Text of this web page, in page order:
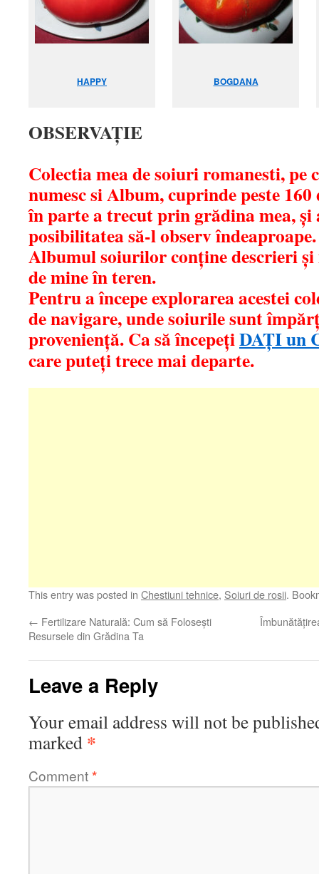
HAPPY BOGDANA
OBSERVAȚIE
Colectia mea de soiuri romanesti, pe
numesc si Album, cuprinde peste
în parte a trecut prin grădina mea, și
posibilitatea să-l observ
Albumul soiurilor conține descrieri
de mine în teren.
Pentru a începe explorarea acestei
de navigare, unde soiurile sunt
proveniență. Ca să începețiDAȚI un
care puteți trece mai departe.
This entry was posted in Chestiuni tehnice, Soiuri de rosii.
← Fertilizare Naturală: Cum să Folosești
Resursele din Grădina Ta
Leave a Reply
Your email address will not be
marked *
Comment*